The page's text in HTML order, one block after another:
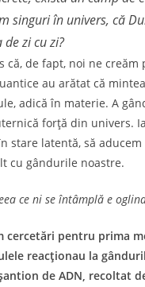
singuri în univers, că
zi cu zi?
că, de fapt, noi ne
au arătat că
adică în materie. A
forţă din uni­vers.
stare latentă, să
cu gândurile noastre.
ce ni se întâmplă e
cerce­tări pentru prima
reacţionau la
de ADN, recoltat